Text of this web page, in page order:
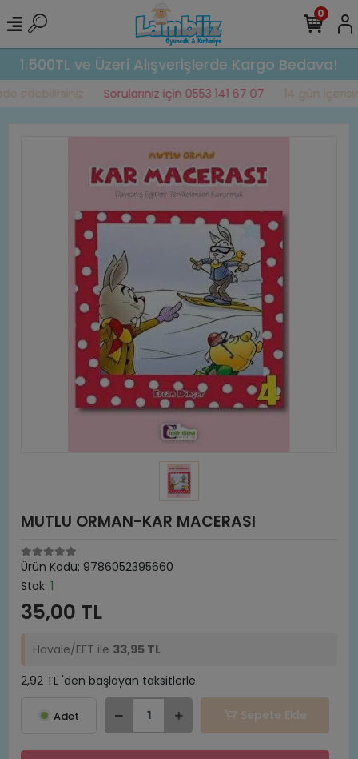
1.500TL ve Üzeri Alışverişlerde Kargo Bedava!
edebilirsiniz Sorularınız için 0553 141 67 07 14 gün
0
MUTLU ORMAN-KAR MACERASI
Ürün Kodu: 9786052395660
Stok: 1
35,00 TL
Havale/EFT ile 33,95 TL
2,92 TL 'den başlayan taksitlerle
Adet Sepete Ekle